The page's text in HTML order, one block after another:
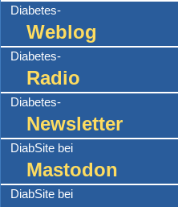
Diabetes-
Weblog
Diabetes-
Radio
Diabetes-
Newsletter
DiabSite bei
Mastodon
DiabSite bei